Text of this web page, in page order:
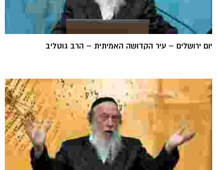
יום ירושלים – עיר הקדושה האמיתית – הרב גוטליב